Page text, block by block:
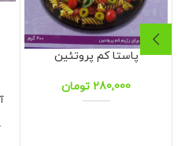
پاستا کم پروتئین
تومان